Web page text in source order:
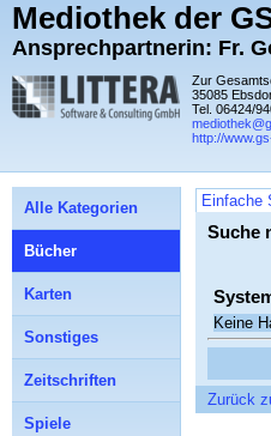
Mediothek der
Ansprechpartnerin: Fr.
Zur
35085
Tel. 06424/
http://
Einfache
Suche
Keine
Zurück
Alle Kategorien
Bücher
Karten
Sonstiges
Zeitschriften
Spiele